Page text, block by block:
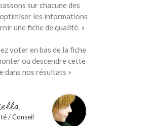
sur chacune des
les informations
une fiche de qualité. »
voter en bas de la fiche
ou descendre cette
dans nos résultats »
/ Conseil